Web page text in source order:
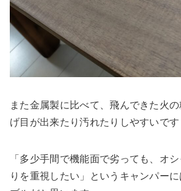
また金属製に比べて、飛んできた火
げ目が出来たり汚れたりしやすいです
「多少手間で機能面で劣っても、オ
りを重視したい」
というキャンパー